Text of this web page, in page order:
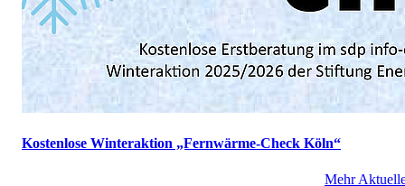
Kostenlose Winteraktion „Fernwärme-Check Köln“
Mehr